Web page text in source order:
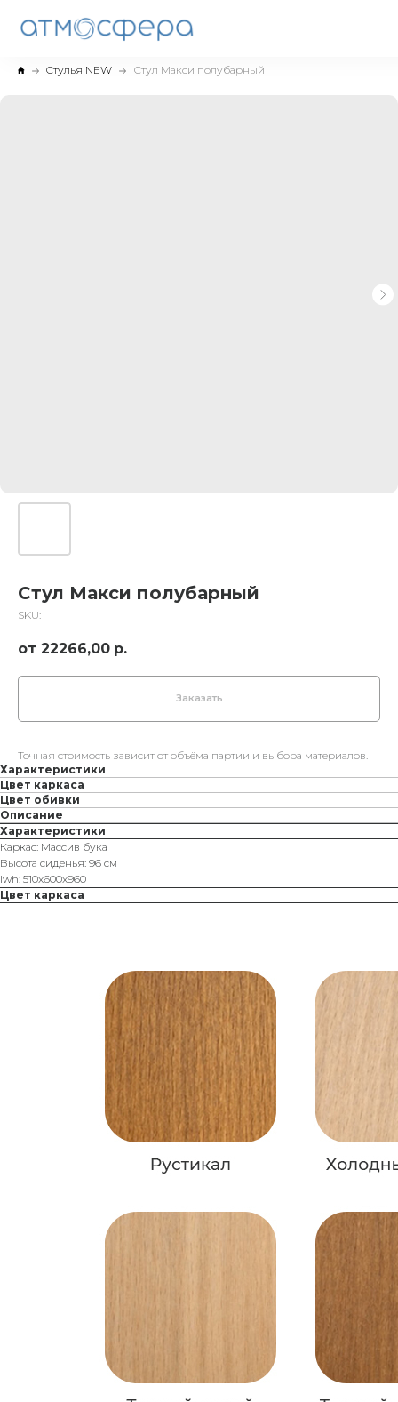
Cтулья NEW Стул Макси полубарный
Стул Макси полубарный
SKU:
22266,00 р.
Заказать
Точная стоимость зависит от объёма партии и выбора материалов.
Характеристики
Цвет каркаса
Цвет обивки
Описание
Характеристики
Каркас: Массив бука
Высота сиденья: 96 см
lwh: 510x600x960
Цвет каркаса